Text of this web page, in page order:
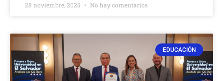
28 noviembre, 2025 No hay comentarios
EDUCACIÓN